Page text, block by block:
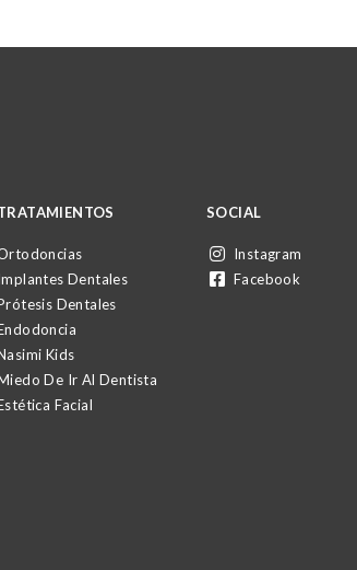
Dentales
Dentales
Kids
De Ir Al Dentista
Facial
SOCIAL
Instagram
Facebook